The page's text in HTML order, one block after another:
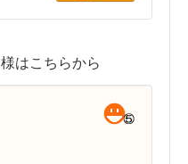
はこちらから